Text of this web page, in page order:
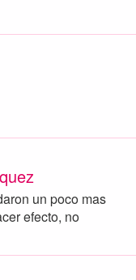
un poco mas
efecto, no